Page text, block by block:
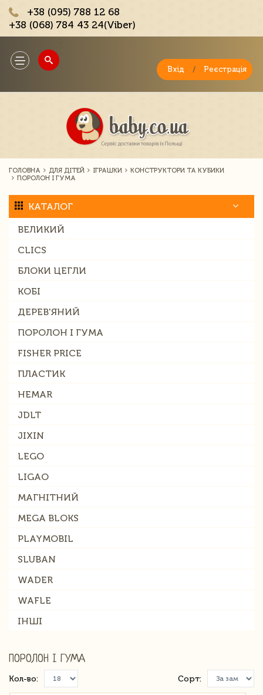
+38 (095) 788 12 68
+38 (068) 784 43 24(Viber)
Toggle
navigation
Вхід / Реєстрація
ГОЛОВНА ДЛЯ ДІТЕЙ ІГРАШКИ
КОНСТРУКТОРИ ТА КУБИКИ
ПОРОЛОН І ГУМА
КАТАЛОГ
ВЕЛИКИЙ
CLICS
БЛОКИ ЦЕГЛИ
КОБІ
ДЕРЕВ'ЯНИЙ
ПОРОЛОН І ГУМА
FISHER PRICE
ПЛАСТИК
HEMAR
JDLT
JIXIN
LEGO
LIGAO
МАГНІТНИЙ
MEGA BLOKS
PLAYMOBIL
SLUBAN
WADER
WAFLE
ІНШІ
ПОРОЛОН І ГУМА
Кол-во: Сорт: